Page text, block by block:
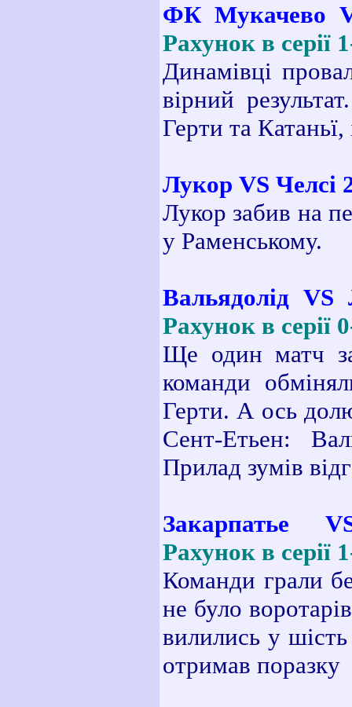
ФК Мукачево
Рахунок в серії
Динамівці
вірний
Герти та
Лукор VS Челсі
Лукор забив на
у Раменському.
Вальядолід
Рахунок в серії
Ще один матч
команди
Герти. А ось
Сент-Етьен:
Прилад зумів
Закарпатье
Рахунок в серії
Команди грали
не було
вилились у
отримав поразку